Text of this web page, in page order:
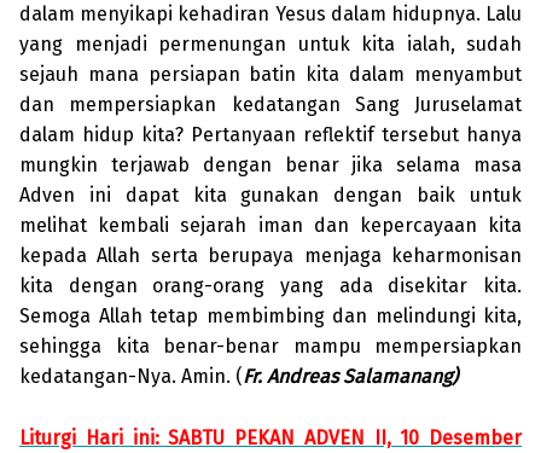
dalam menyikapi kehadiran Yesus dalam hidupnya. Lalu
yang menjadi permenungan untuk kita ialah, sudah
sejauh mana persiapan batin kita dalam menyambut
dan mempersiapkan kedatangan Sang Juruselamat
dalam hidup kita? Pertanyaan reflektif tersebut hanya
mungkin terjawab dengan benar jika selama masa
Adven ini dapat kita gunakan dengan baik untuk
melihat kembali sejarah iman dan kepercayaan kita
kepada Allah serta berupaya menjaga keharmonisan
kita dengan orang-orang yang ada disekitar kita.
Semoga Allah tetap membimbing dan melindungi kita,
sehingga kita benar-benar mampu mempersiapkan
kedatangan-Nya. Amin. (Fr. Andreas Salamanang)
Liturgi Hari ini: SABTU PEKAN ADVEN II, 10 Desember